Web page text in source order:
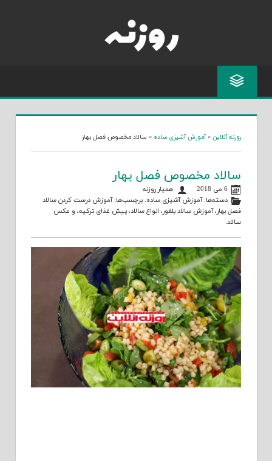
روزنه آنلاین »آموزش آشپزی ساده » سالاد مخصوص فصل بهار
سالاد مخصوص فصل بهار
6 می 2018
همیار روزنه
دسته‌ها:آموزش آشپزی ساده. برچسب‌ها:آموزش درست کردن سالاد
فصل بهار،آموزش سالاد بلغور، انواع سالاد، پیش غذای ترکیه، و عکس
سالاد.